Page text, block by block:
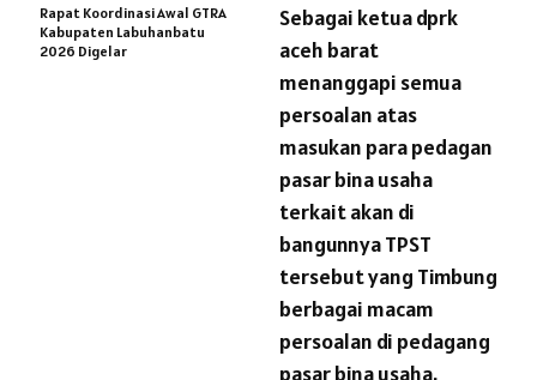
Sebagai ketua dprk
aceh barat
menanggapi semua
persoalan atas
masukan para pedagan
pasar bina usaha
terkait akan di
bangunnya TPST
tersebut yang Timbung
berbagai macam
persoalan di pedagang
pasar bina usaha.
Rapat Koordinasi Awal GTRA
Kabupaten Labuhanbatu
2026 Digelar